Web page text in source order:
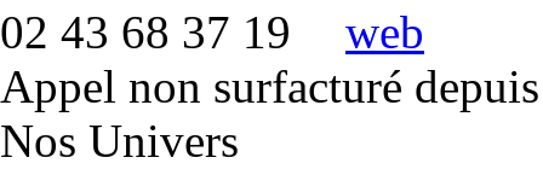
02 43 68 37 19
Appel non surfacturé
Nos Univers